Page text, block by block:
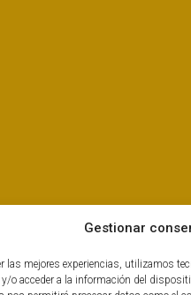
Gestionar
las mejores experiencias, utilizamos
o acceder a la información del